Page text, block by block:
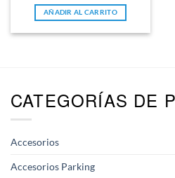
AÑADIR AL CARRITO
CATEGORÍAS DE
Accesorios
Accesorios Parking